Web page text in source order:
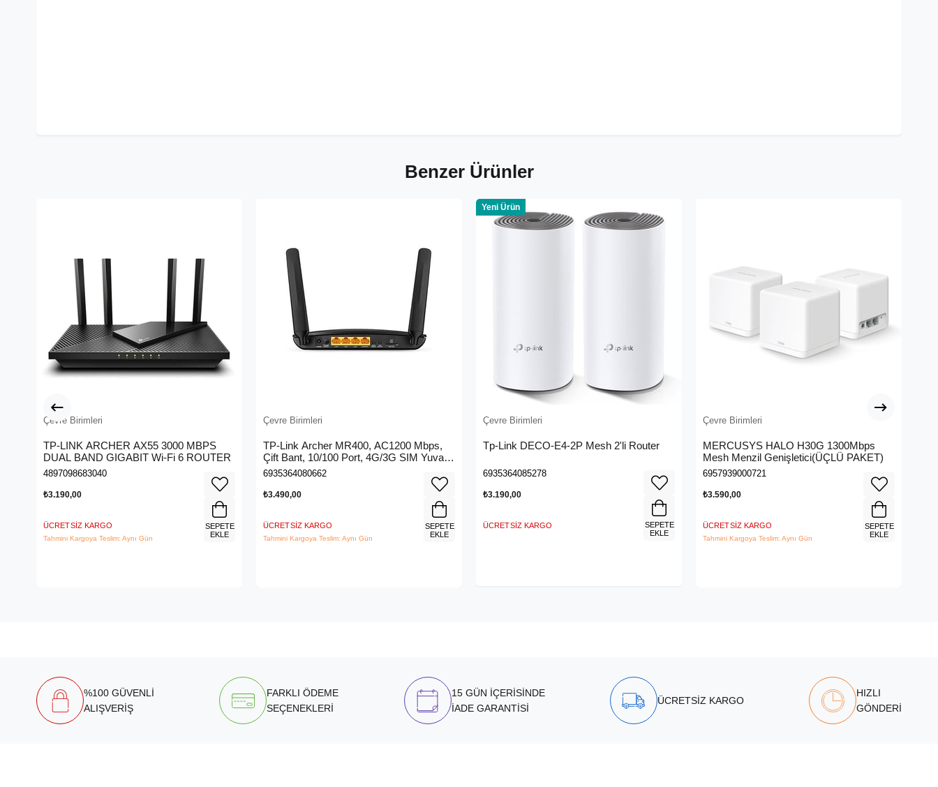
Benzer Ürünler
Çevre Birimleri
TP-LINK ARCHER AX55 3000 MBPS
DUAL BAND GIGABIT Wi-Fi 6 ROUTER
4897098683040
₺3.190,00
ÜCRETSIZ KARGO
Tahmini Kargoya Teslim: Aynı Gün
SEPETE
EKLE
Çevre Birimleri
TP-Link Archer MR400, AC1200 Mbps,
Çift Bant, 10/100 Port, 4G/3G SIM Yuvası,
Kablosuz 4G LTE Router
6935364080662
₺3.490,00
ÜCRETSIZ KARGO
Tahmini Kargoya Teslim: Aynı Gün
SEPETE
EKLE
Çevre Birimleri
Tp-Link DECO-E4-2P Mesh 2'li Router
6935364085278
₺3.190,00
ÜCRETSIZ KARGO
Yeni Ürün
SEPETE
EKLE
Çevre Birimleri
MERCUSYS HALO H30G 1300Mbps
Mesh Menzil Genişletici(ÜÇLÜ PAKET)
6957939000721
₺3.590,00
ÜCRETSIZ KARGO
Tahmini Kargoya Teslim: Aynı Gün
SEPETE
EKLE
%100 GÜVENLİ
ALIŞVERİŞ
FARKLI ÖDEME
SEÇENEKLERİ
15 GÜN İÇERİSİNDE
İADE GARANTİSİ
ÜCRETSİZ KARGO
HIZLI
GÖNDERİ